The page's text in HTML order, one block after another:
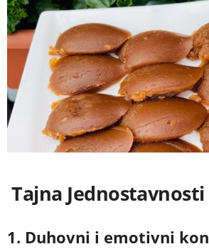
Tajna
1. Duhovni i emotivni